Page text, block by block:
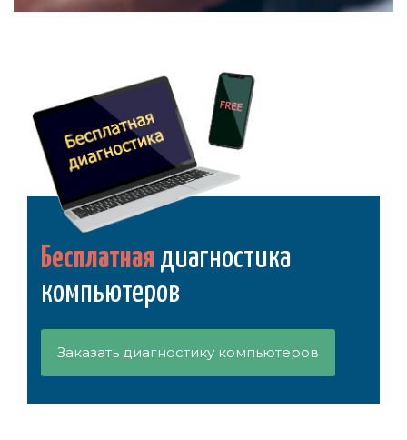
Бесплатная диагностика
компьютеров
Заказать диагностику компьютеров